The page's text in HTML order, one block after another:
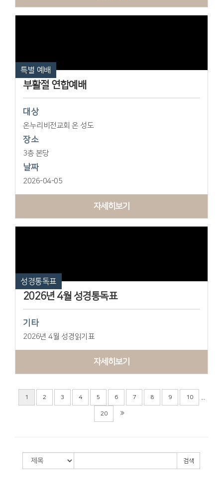
특별 예배
부활절 연합예배
대상
온누리비전교회 온 성도
장소
3층 본당
날짜
2026-04-05
자세히보기
성경통독표
2026년 4월 성경통독표
기타
2026년 4월 성경읽기표
자세히보기
1 2 3 4 5 6 7 8 9 10
20
검색